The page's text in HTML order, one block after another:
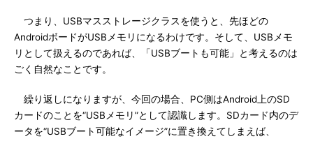
つまり、USBマスストレージクラスを使うと、先ほどの
AndroidボードがUSBメモリになるわけです。そして、USBメモ
リとして扱えるのであれば、「USBブートも可能」と考えるのは
ごく自然なことです。
繰り返しになりますが、今回の場合、PC側はAndroid上のSD
カードのことを“USBメモリ”として認識します。SDカード内のデ
ータを“USBブート可能なイメージ”に置き換えてしまえば、